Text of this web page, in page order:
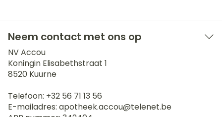
Neem contact met ons op
NV Accou
Koningin Elisabethstraat 1
8520 Kuurne
Telefoon: +32 56 71 13 56
E-mailadres: apotheek.accou@telenet.be